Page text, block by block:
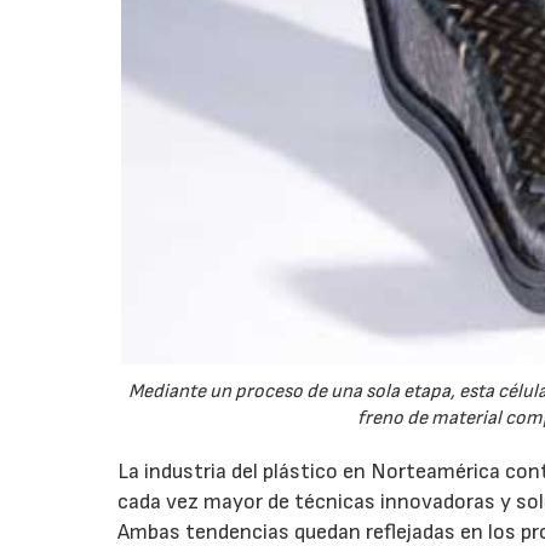
Mediante un proceso de una sola etapa, esta
freno de material
La industria del plástico en Norteamérica
cada vez mayor de técnicas innovadoras y
Ambas tendencias quedan reflejadas en los